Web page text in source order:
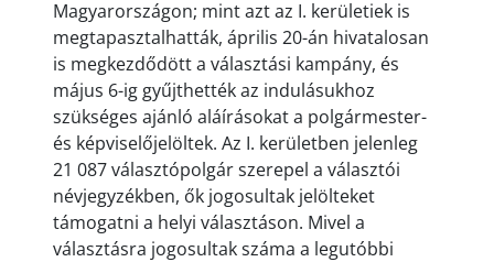
Magyarországon; mint azt az I. kerületiek is
megtapasztalhatták, április 20-án hivatalosan
is megkezdődött a választási kampány, és
május 6-ig gyűjthették az indulásukhoz
szükséges ajánló aláírásokat a polgármester-
és képviselőjelöltek. Az I. kerületben jelenleg
21 087 választópolgár szerepel a választói
névjegyzékben, ők jogosultak jelölteket
támogatni a helyi választáson. Mivel a
választásra jogosultak száma a legutóbbi